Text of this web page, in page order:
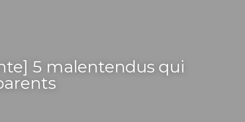
5 malentendus qui